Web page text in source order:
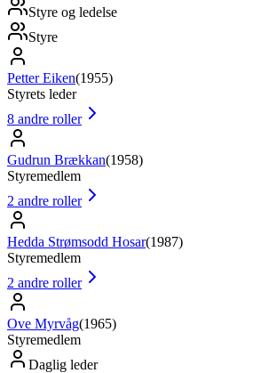
Styre og ledelse
Styre
Petter Eiken(1955)
Styrets leder
8 andre roller
Gudrun Brækkan(1958)
Styremedlem
2 andre roller
Hedda Strømsodd Hosar(1987)
Styremedlem
2 andre roller
Ove Myrvåg(1965)
Styremedlem
Daglig leder